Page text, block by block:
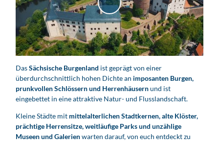
V
i
d
e
o
a
b
s
p
i
e
l
DasSächsische Burgenland ist geprägt von einer
überdurchschnittlich hohen Dichte an imposanten Burgen,
prunkvollen Schlössern und Herrenhäusernund ist
eingebettet in eine attraktive Natur- und Flusslandschaft.
Kleine Städte mit mittelalterlichen Stadtkernen, alte Klöster,
prächtige Herrensitze, weitläufige Parks und unzählige
Museen und Galerienwarten darauf, von euch entdeckt zu